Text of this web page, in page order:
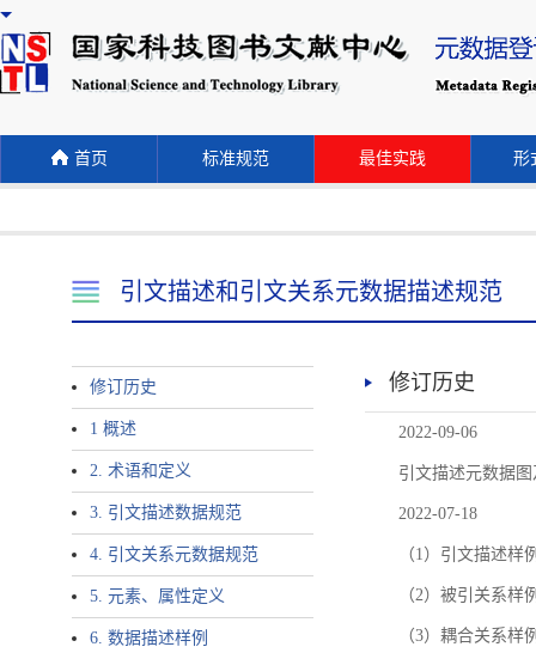
首页 标准规范 最佳实践 形
引文描述和引文关系元数据描述规范
修订历史
1 概述
2. 术语和定义
3. 引文描述数据规范
4. 引文关系元数据规范
5. 元素、属性定义
6. 数据描述样例
修订历史
2022-09-06
引文描述元数据
2022-07-18
（1）引文描述样
（2）被引关系
（3）耦合关系